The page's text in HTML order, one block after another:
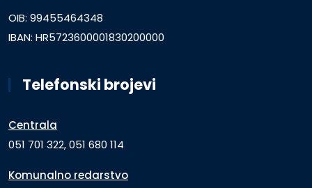
OIB: 99455464348
IBAN: HR5723600001830200000
Telefonski brojevi
Centrala
051 701 322, 051 680 114
Komunalno redarstvo